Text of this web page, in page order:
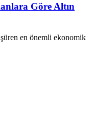
Göre Altın
en önemli ekonomik